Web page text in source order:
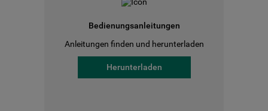
Bedienungsanleitungen
Anleitungen finden und herunterladen
Herunterladen